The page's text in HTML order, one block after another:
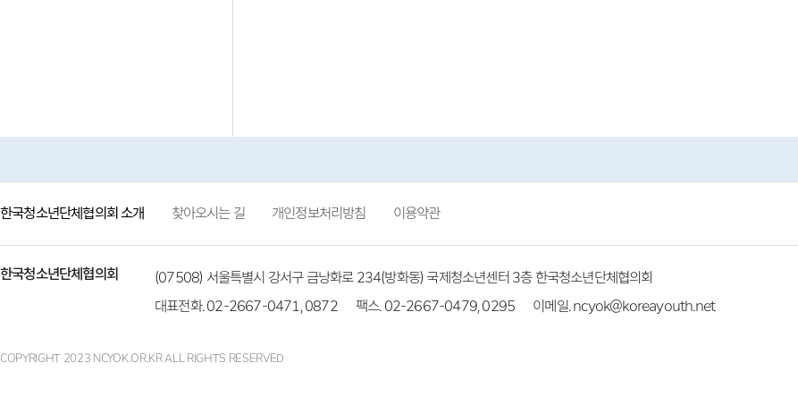
한국청소년단체협의회 소개 찾아오시는 길 개인정보처리방침 이용약관
한국청소년단체협의회
(07508) 서울특별시 강서구 금낭화로 234(방화동) 국제청소년센터 3층 한국청소년단체협의회
대표전화. 02-2667-0471, 0872
팩스. 02-2667-0479, 0295 이메일. ncyok@koreayouth.net
COPYRIGHT 2023 NCYOK.OR.KR ALL RIGHTS RESERVED